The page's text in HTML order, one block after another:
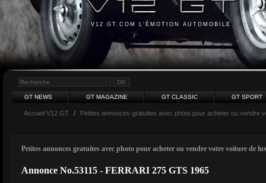
V12 GT.COM L'ÉMOTION AUTOMOBILE
GT NEWS GT MAGAZINE GT CLASSIC GT SPORT
Accueil V12 GT / Petites annonces gratuites avec photo pour acheter ou vendre
Petites annonces gratuites avec photo pour acheter ou vendre votre voiture de
Annonce No.53115 - FERRARI 275 GTS 1965